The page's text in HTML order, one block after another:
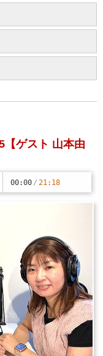
【ゲスト 山本由
00:00 / 21:18